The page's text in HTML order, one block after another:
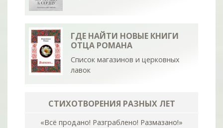
ГДЕ НАЙТИ НОВЫЕ КНИГИ
ОТЦА РОМАНА
Список магазинов и церковных
лавок
СТИХОТВОРЕНИЯ РАЗНЫХ ЛЕТ
«Всё продано! Разграблено! Размазано!»